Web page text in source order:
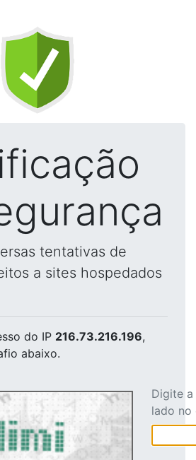
tentativas de
a sites hospedados
do IP 216.73.216.196,
abaixo.
Digite
lado no